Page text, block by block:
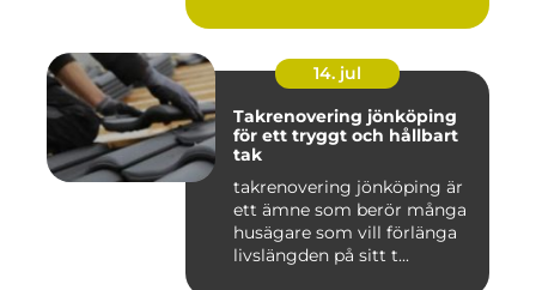
14. jul
Takrenovering jönköping
för ett tryggt och hållbart
tak
takrenovering jönköping är
ett ämne som berör många
husägare som vill förlänga
livslängden på sitt t...